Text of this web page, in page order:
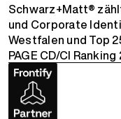
Schwarz+Matt®
und Corporate
Westfalen und Top
PAGE CD/CI Ranking